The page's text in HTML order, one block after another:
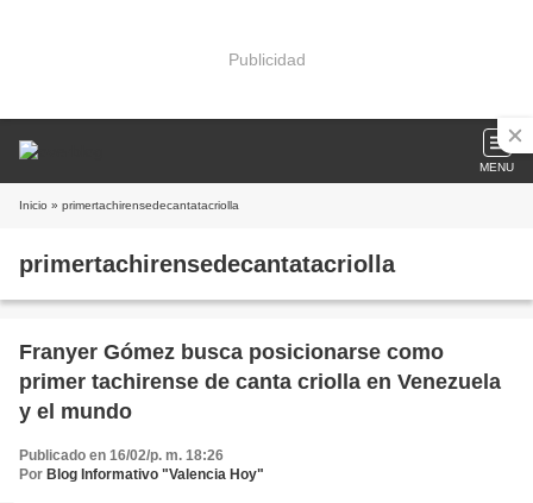
Publicidad
MENU
Inicio » primertachirensedecantatacriolla
primertachirensedecantatacriolla
Franyer Gómez busca posicionarse como
primer tachirense de canta criolla en Venezuela
y el mundo
Publicado en 16/02/p. m. 18:26
Por Blog Informativo "Valencia Hoy"